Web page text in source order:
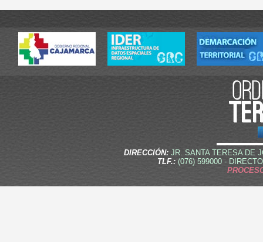
DIRECCIÓN:JR. SANTA TERESA DE
TLF.:(076) 599000 -